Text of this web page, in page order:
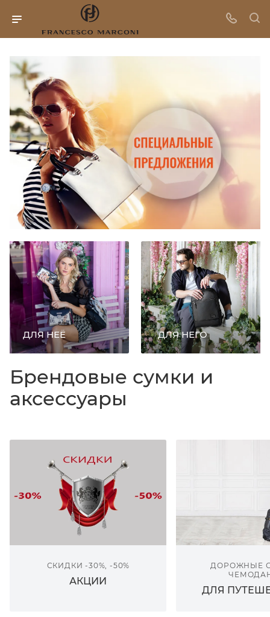
ДЛЯ НЕЁ ДЛЯ НЕГО
Брендовые сумки и
аксессуары
СКИДКИ -30%, -50%
АКЦИИ
ДОРОЖНЫЕ
ДЛЯ